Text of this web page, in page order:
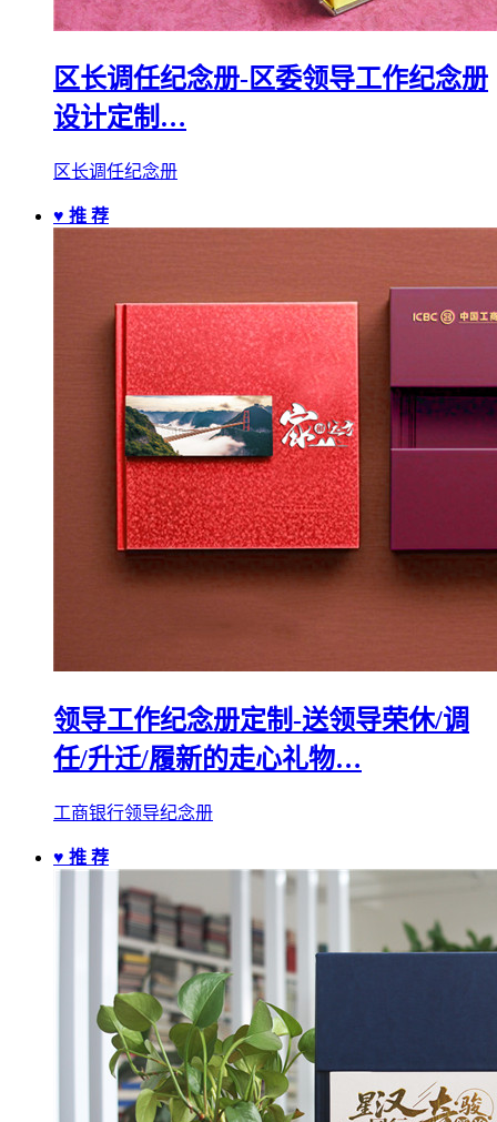
区长调任纪念册-区委领导工作纪念册
设计定制…
区长调任纪念册
♥ 推 荐
领导工作纪念册定制-送领导荣休/调
任/升迁/履新的走心礼物…
工商银行领导纪念册
♥ 推 荐